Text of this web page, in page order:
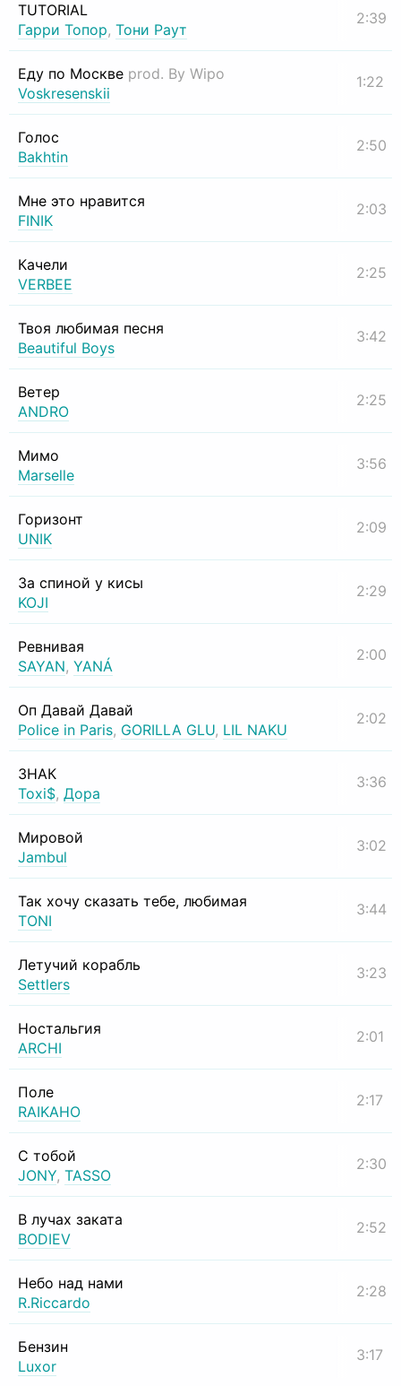
TUTORIAL
Гарри Топор, Тони Раут
2:39
Еду по Москве prod. By Wipo
Voskresenskii
1:22
Голос
Bakhtin
2:50
Мне это нравится
FINIK
2:03
Качели
VERBEE
2:25
Твоя любимая песня
Beautiful Boys
3:42
Ветер
ANDRO
2:25
Мимо
Marselle
3:56
Горизонт
UNIK
2:09
За спиной у кисы
KOJI
2:29
Ревнивая
SAYAN, YANÁ
2:00
Оп Давай Давай
Police in Paris, GORILLA GLU, LIL NAKU
2:02
ЗНАК
Toxi$, Дора
3:36
Мировой
Jambul
3:02
Так хочу сказать тебе, любимая
TONI
3:44
Летучий корабль
Settlers
3:23
Ностальгия
ARCHI
2:01
Поле
RAIKAHO
2:17
С тобой
JONY, TASSO
2:30
В лучах заката
BODIEV
2:52
Небо над нами
R.Riccardo
2:28
Бензин
Luxor
3:17